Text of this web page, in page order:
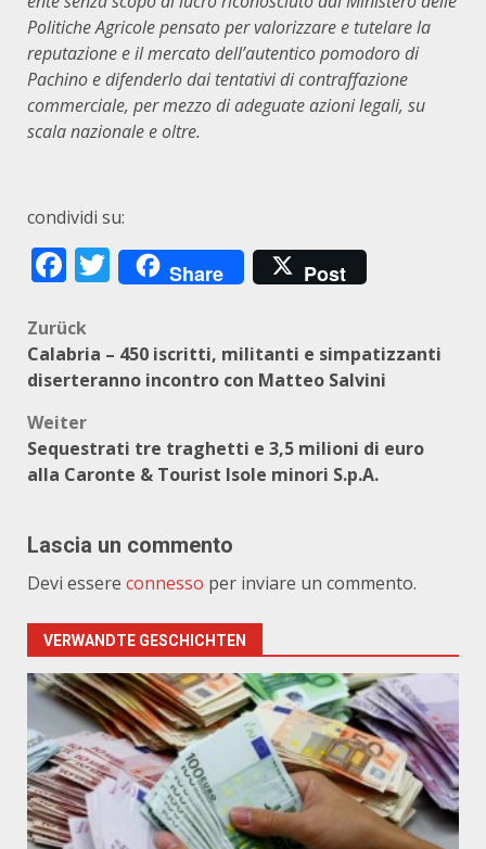
Politiche Agricole pensato per valorizzare e tutelare la
reputazione e il mercato dell’autentico pomodoro di
Pachino e difenderlo dai tentativi di contraffazione
commerciale, per mezzo di adeguate azioni legali, su
scala nazionale e oltre.
condividi su:
Facebook
Twitter
Share Post
Beitragsnavigation
Zurück
Calabria – 450 iscritti, militanti e simpatizzanti
diserteranno incontro con Matteo Salvini
Weiter
Sequestrati tre traghetti e 3,5 milioni di euro
alla Caronte & Tourist Isole minori S.p.A.
Lascia un commento
Devi essere connesso per inviare un commento.
VERWANDTE GESCHICHTEN